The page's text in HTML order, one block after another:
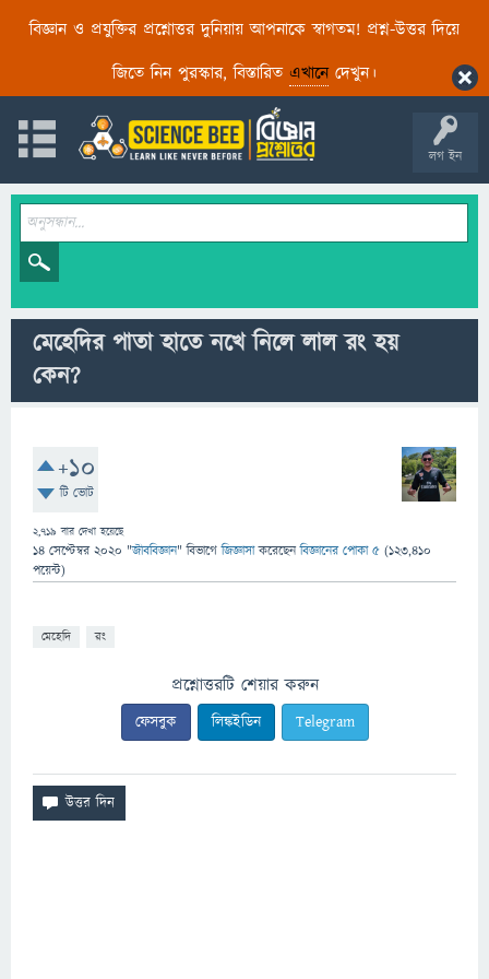
বিজ্ঞান ও প্রযুক্তির প্রশ্নোত্তর দুনিয়ায় আপনাকে স্বাগতম! প্রশ্ন-উত্তর দিয়ে
জিতে নিন পুরস্কার, বিস্তারিত এখানেদেখুন।
লগ ইন
মেহেদির পাতা হাতে নখে নিলে লাল রং হয়
কেন?
+10
টি ভোট
2,719 বার দেখা হয়েছে
14 সেপ্টেম্বর 2020 "জীববিজ্ঞান" বিভাগে জিজ্ঞাসাকরেছেনবিজ্ঞানের পোকা ৫ (123,410
পয়েন্ট)
মেহেদি রং
প্রশ্নোত্তরটি শেয়ার করুন
ফেসবুক লিঙ্কইডিন Telegram